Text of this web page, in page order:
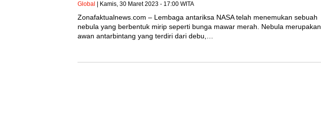
Global | Kamis, 30 Maret 2023 - 17:00 WITA
Zonafaktualnews.com – Lembaga antariksa NASA telah menemukan sebuah
nebula yang berbentuk mirip seperti bunga mawar merah. Nebula merupakan
awan antarbintang yang terdiri dari debu,…